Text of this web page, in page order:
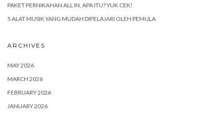
PAKET PERNIKAHAN ALL IN, APA ITU? YUK CEK!
5 ALAT MUSIK YANG MUDAH DIPELAJARI OLEH PEMULA
ARCHIVES
MAY 2026
MARCH 2026
FEBRUARY 2026
JANUARY 2026